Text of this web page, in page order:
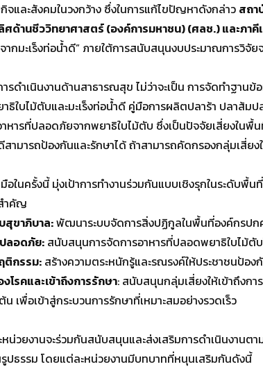
จและสังคมในวงกว้าง ซึ่งในการแก้ไขปัญหาดังกล่าว สถา
ศด้านชีววิทยาศาสตร์ (องค์การมหาชน) (ศลช.) และภาคี
ากมะเร็งท่อน้ำดี” ภายใต้การสนับสนุนงบประมาณการวิจัย
เนินงานด้านสาธารณสุข ไม่ว่าจะเป็น การจัดทำฐานข้
ธิใบไม้ตับและมะเร็งท่อน้ำดี คู่มือการผลิตปลาร้า ปลาส้
าหารที่ปลอดภัยจากพยาธิใบไม้ตับ ซึ่งเป็นปัจจัยเสี่ยงใน
สามารถป้องกันและรักษาได้ ถ้าสามารถคัดกรองกลุ่มเสี่ยง
ครั้งนี้ มุ่งเป้าการทำงานร่วมกันแบบเชิงรุกในระดับพื้น
ำคัญ
สุขาภิบาล:พัฒนาระบบจัดการสิ่งปฏิกูลในพื้นที่องค์กรปก
ลอดภัย: สนับสนุนการจัดการอาหารที่ปลอดพยาธิใบไม้ตั
ติกรรม: สร้างความตระหนักรู้และรณรงค์ให้ประชาชนป้อง
โรคและเข้าถึงการรักษา: สนับสนุนกลุ่มเสี่ยงให้เข้าถึงกา
น เพื่อเข้าสู่กระบวนการรักษาที่เหมาะสมอย่างรวดเร็ว
งานจะร่วมกันสนับสนุนและส่งเสริมการดำเนินงานตา
ปธรรม โดยแต่ละหน่วยงานมีบทบาทที่หนุนเสริมกันดังนี้